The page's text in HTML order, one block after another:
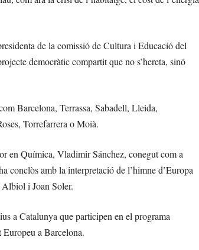
de la comissió de Cultura i Educació del
democràtic compartit que no s’hereta, sinó
Barcelona, Terrassa, Sabadell, Lleida,
Torrefarrera o Moià.
en Química, Vladimir Sánchez, conegut com a
conclòs amb la interpretació de l’himne d’Europa
i Joan Soler.
a Catalunya que participen en el programa
a Barcelona.